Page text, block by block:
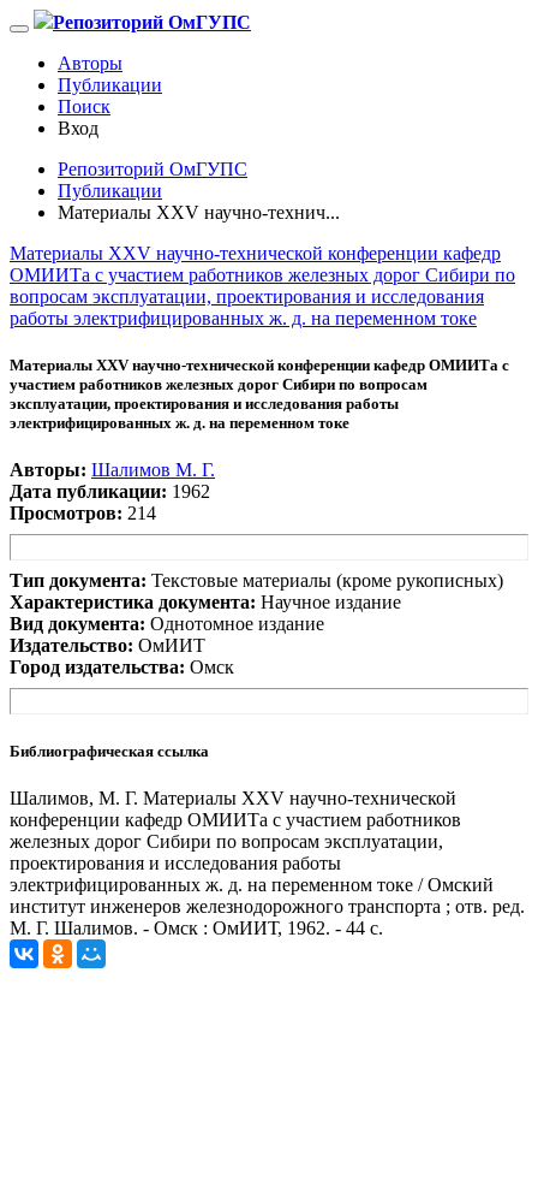
Репозиторий ОмГУПС
Авторы
Публикации
Поиск
Вход
Репозиторий ОмГУПС
Публикации
Материалы XXV научно-технич...
Материалы XXV научно-технической конференции кафедр
ОМИИТа с участием работников железных дорог Сибири по
вопросам эксплуатации, проектирования и исследования
работы электрифицированных ж. д. на переменном токе
Материалы XXV научно-технической конференции кафедр ОМИИТа с
участием работников железных дорог Сибири по вопросам
эксплуатации, проектирования и исследования работы
электрифицированных ж. д. на переменном токе
Авторы: Шалимов М. Г.
Дата публикации: 1962
Просмотров: 214
Тип документа: Текстовые материалы (кроме рукописных)
Характеристика документа: Научное издание
Вид документа: Однотомное издание
Издательство: ОмИИТ
Город издательства: Омск
Библиографическая ссылка
Шалимов, М. Г. Материалы XXV научно-технической
конференции кафедр ОМИИТа с участием работников
железных дорог Сибири по вопросам эксплуатации,
проектирования и исследования работы
электрифицированных ж. д. на переменном токе / Омский
институт инженеров железнодорожного транспорта ; отв. ред.
М. Г. Шалимов. - Омск : ОмИИТ, 1962. - 44 с.